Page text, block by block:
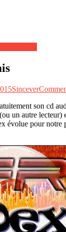
Sincever
son cd
un autre lecteur)
évolue pour notre